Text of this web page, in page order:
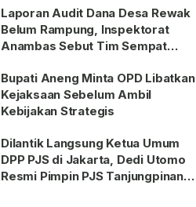
Laporan Audit Dana Desa Rewak
Belum Rampung, Inspektorat
Anambas Sebut Tim Sempat
Bupati Aneng Minta OPD Libatkan
Kejaksaan Sebelum Ambil
Kebijakan Strategis
Dilantik Langsung Ketua Umum
DPP PJS di Jakarta, Dedi Utomo
Resmi Pimpin PJS Tanjungpinang-